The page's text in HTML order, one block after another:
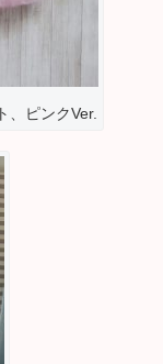
、ピンクVer.